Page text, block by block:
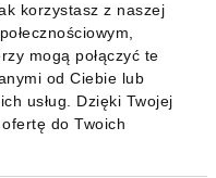
korzystasz z naszej
mogą połączyć te
od Ciebie lub
usług. Dzięki Twojej
do Twoich
mobilną: